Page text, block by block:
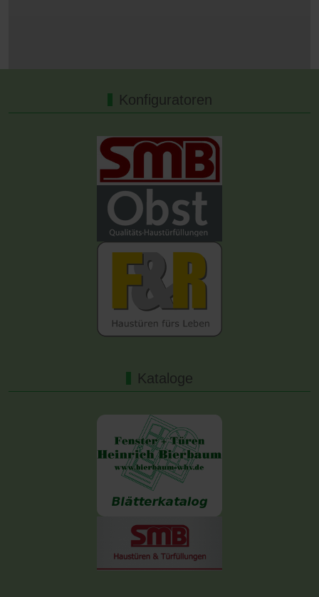
Konfiguratoren
Kataloge